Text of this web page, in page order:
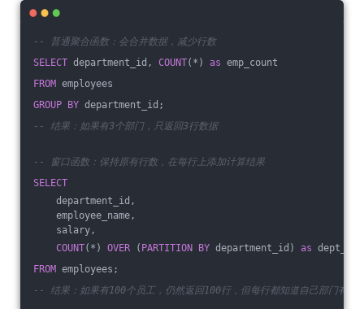
-- 普通聚合函数：会合并数据，减少行数
SELECT department_id, COUNT(*) as emp_count
FROM employees
GROUP
BY department_id;
-- 结果：如果有3个部门，只返回3行数据
-- 窗口函数：保持原有行数，在每行上添加计算结果
SELECT
department_id,
employee_name,
salary,
COUNT(*) OVER ( PARTITION BY department_id) as
FROM employees;
-- 结果：如果有100个员工，仍然返回100行，但每行都知道自己部门有多